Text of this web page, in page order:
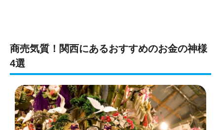
商売気質！関西にあるおすすめのお金の神様
4選